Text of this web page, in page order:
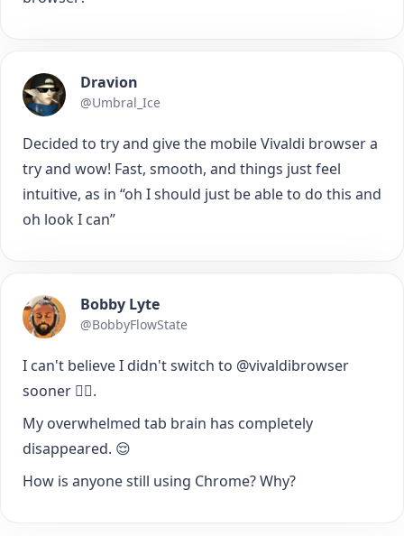
Dravion
@Umbral_Ice
Decided to try and give the mobile Vivaldi browser a
try and wow! Fast, smooth, and things just feel
intuitive, as in “oh I should just be able to do this and
oh look I can”
Bobby Lyte
@BobbyFlowState
I can't believe I didn't switch to @vivaldibrowser
sooner 🤦‍♂️.
My overwhelmed tab brain has completely
disappeared. 😌
How is anyone still using Chrome? Why?